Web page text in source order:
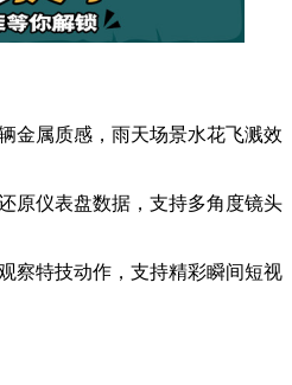
金属质感，雨天场景水花飞溅效
原仪表盘数据，支持多角度镜头
察特技动作，支持精彩瞬间短视